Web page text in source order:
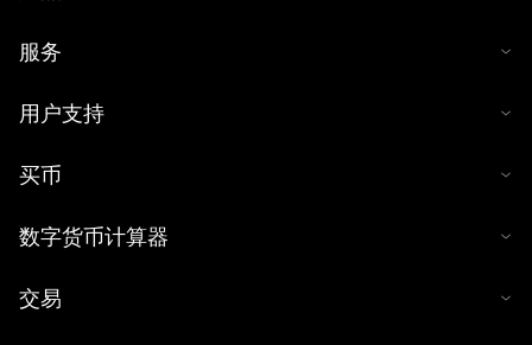
服务
用户支持
买币
数字货币计算器
交易